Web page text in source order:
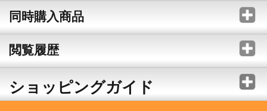
同時購入商品
閲覧履歴
ショッピングガイド